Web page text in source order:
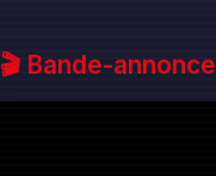
🎬 Bande-annonce